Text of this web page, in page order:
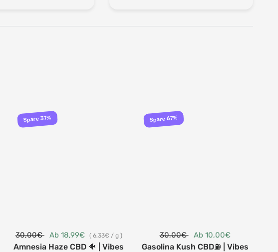
Spare 37%
30,00€ Ab 18,99€ 6,33€ / g
Amnesia Haze CBD 🐠 | Vibes
Spare 67%
30,00€ Ab 10,00€
Gasolina Kush CBD⛽ | Vibes